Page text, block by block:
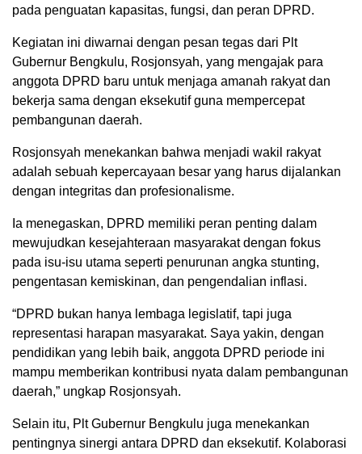
pada penguatan kapasitas, fungsi, dan peran DPRD.
Kegiatan ini diwarnai dengan pesan tegas dari Plt
Gubernur Bengkulu, Rosjonsyah, yang mengajak para
anggota DPRD baru untuk menjaga amanah rakyat dan
bekerja sama dengan eksekutif guna mempercepat
pembangunan daerah.
Rosjonsyah menekankan bahwa menjadi wakil rakyat
adalah sebuah kepercayaan besar yang harus dijalankan
dengan integritas dan profesionalisme.
Ia menegaskan, DPRD memiliki peran penting dalam
mewujudkan kesejahteraan masyarakat dengan fokus
pada isu-isu utama seperti penurunan angka stunting,
pengentasan kemiskinan, dan pengendalian inflasi.
“DPRD bukan hanya lembaga legislatif, tapi juga
representasi harapan masyarakat. Saya yakin, dengan
pendidikan yang lebih baik, anggota DPRD periode ini
mampu memberikan kontribusi nyata dalam pembangunan
daerah,” ungkap Rosjonsyah.
Selain itu, Plt Gubernur Bengkulu juga menekankan
pentingnya sinergi antara DPRD dan eksekutif. Kolaborasi